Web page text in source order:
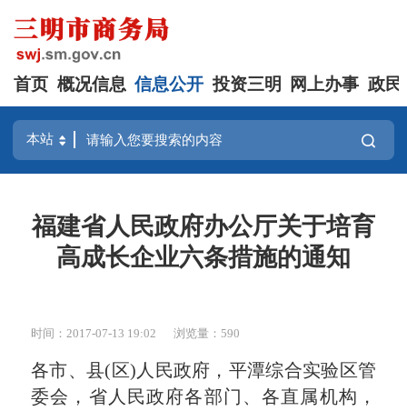
首页 概况信息 信息公开 投资三明 网上办事 政民
福建省人民政府办公厅关于培育
高成长企业六条措施的通知
时间：2017-07-13 19:02 浏览量：590
各市、县(区)人民政府，平潭综合实验区管
委会，省人民政府各部门、各直属机构，